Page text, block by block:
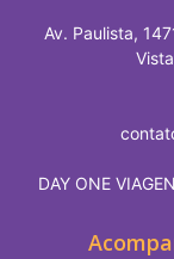
Av. Paulista,
DAY ONE